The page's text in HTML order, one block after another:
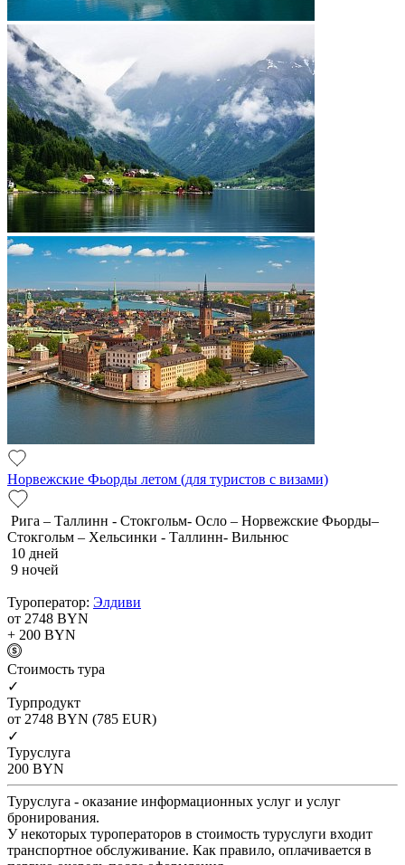
Норвежские Фьорды летом (для туристов с визами)
Рига – Таллинн - Стокгольм- Осло – Норвежские Фьорды–
Стокгольм – Хельсинки - Таллинн- Вильнюс
10 дней
9 ночей
Туроператор: Элдиви
от 2748 BYN
+ 200 BYN
Cтоимость тура
✓
Турпродукт
от 2748 BYN (785 EUR)
✓
Туруслуга
200 BYN
Туруслуга - оказание информационных услуг и услуг
бронирования.
У некоторых туроператоров в стоимость туруслуги входит
транспортное обслуживание. Как правило, оплачивается в